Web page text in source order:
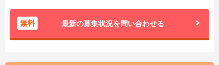
無料 最新の募集状況を問い合わせる